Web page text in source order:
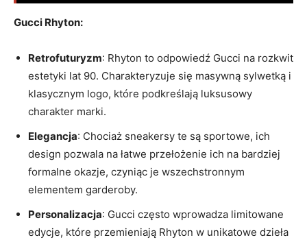
Gucci Rhyton:
Retrofuturyzm: Rhyton to odpowiedź Gucci na rozkwit
estetyki lat 90. Charakteryzuje się masywną sylwetką i
klasycznym logo, które podkreślają luksusowy
charakter marki.
Elegancja: Chociaż sneakersy te są sportowe, ich
design pozwala na łatwe przełożenie ich na bardziej
formalne okazje, czyniąc je wszechstronnym
elementem garderoby.
Personalizacja: Gucci często wprowadza limitowane
edycje, które przemieniają Rhyton w unikatowe dzieła